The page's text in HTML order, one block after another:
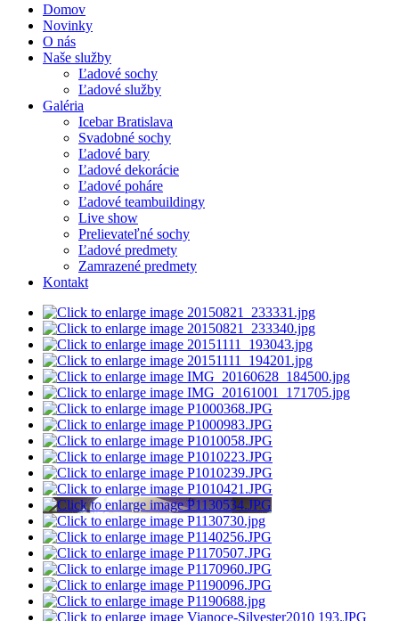
Domov
Novinky
O nás
Naše služby
Ľadové sochy
Ľadové služby
Galéria
Icebar Bratislava
Svadobné sochy
Ľadové bary
Ľadové dekorácie
Ľadové poháre
Ľadové teambuildingy
Live show
Prelievateľné sochy
Ľadové predmety
Zamrazené predmety
Kontakt